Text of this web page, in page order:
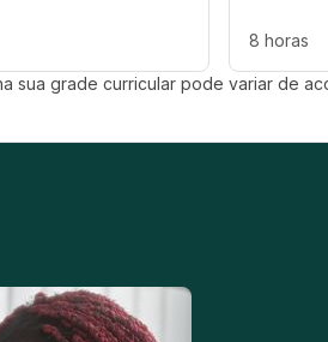
8 horas
sua grade curricular pode variar de